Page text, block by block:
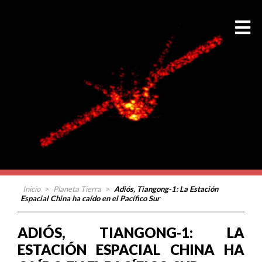
Inicio > Planeta Tierra > Adiós, Tiangong-1: La Estación
Espacial China ha caído en el Pacífico Sur
ADIÓS, TIANGONG-1: LA
ESTACIÓN ESPACIAL CHINA HA